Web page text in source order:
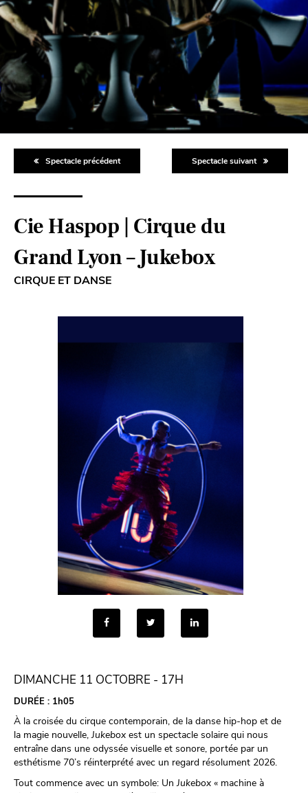
Spectacle précédent Spectacle suivant
Cie Haspop | Cirque du
Grand Lyon – Jukebox
CIRQUE ET DANSE
DIMANCHE 11 OCTOBRE - 17H
DURÉE : 1h05
À la croisée du cirque contemporain, de la danse hip-hop et de
la magie nouvelle,Jukebox est un spectacle solaire qui nous
entraîne dans une odyssée visuelle et sonore, portée par un
esthétisme 70’s réinterprété avec un regard résolument 2026.
Tout commence avec un symbole: UnJukebox « machine à